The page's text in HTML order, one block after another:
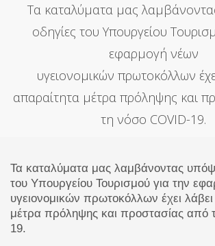
Τα καταλύματα μας
οδηγίες του Υπουργείου
εφαρμογή νέων
υγειονομικών πρωτοκόλλων
απαραίτητα μέτρα πρόληψης και
τη νόσο COVID-19.
Τα καταλύματα μας λαμβάνοντας
του Υπουργείου Τουρισμού για την
υγειονομικών πρωτοκόλλων έχει
μέτρα πρόληψης και προστασίας από
19.